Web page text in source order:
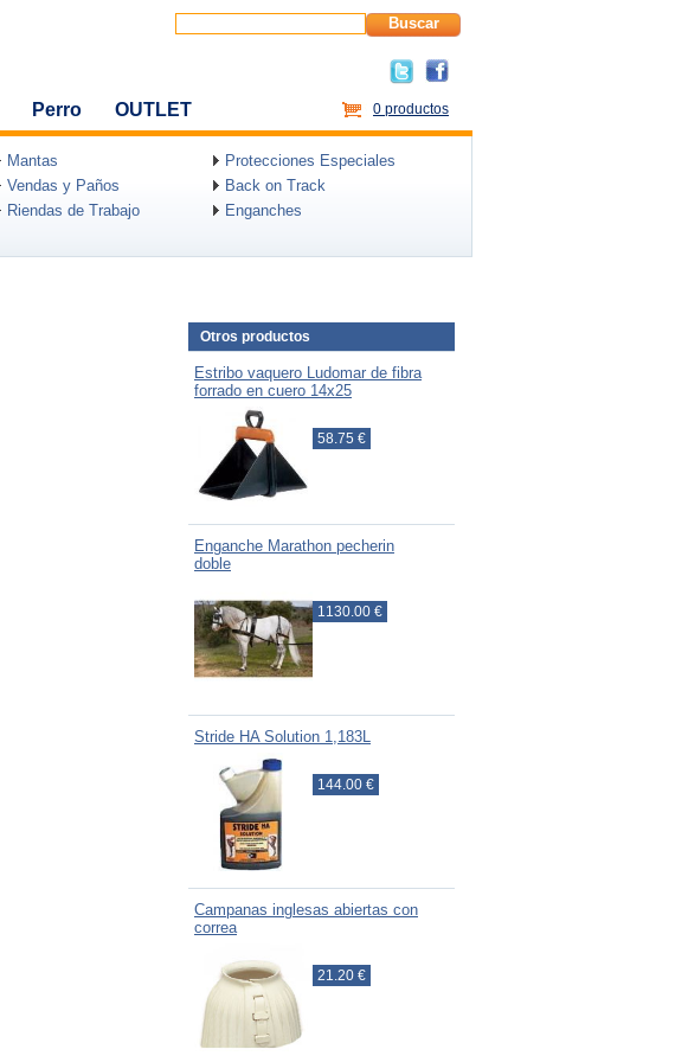
Buscar
Perro OUTLET 0 productos
Mantas
Protecciones Especiales
Vendas y Paños
Back on Track
Riendas de Trabajo
Enganches
Otros productos
Estribo vaquero Ludomar de fibra
forrado en cuero 14x25
58.75 €
Enganche Marathon pecherin
doble
1130.00 €
Stride HA Solution 1,183L
144.00 €
Campanas inglesas abiertas con
correa
21.20 €